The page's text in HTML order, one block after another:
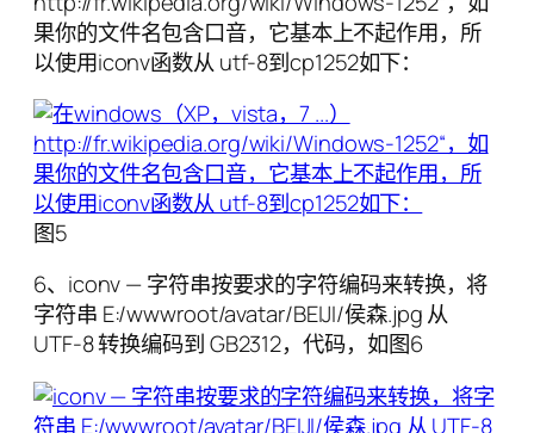
果你的文件名包含口音，它基本上不起作用，所
以使用iconv函数从 utf-8到cp1252如下：
图5
6、iconv — 字符串按要求的字符编码来转换，将
字符串 E:/wwwroot/avatar/BEIJI/侯森.jpg 从
UTF-8 转换编码到 GB2312，代码，如图6